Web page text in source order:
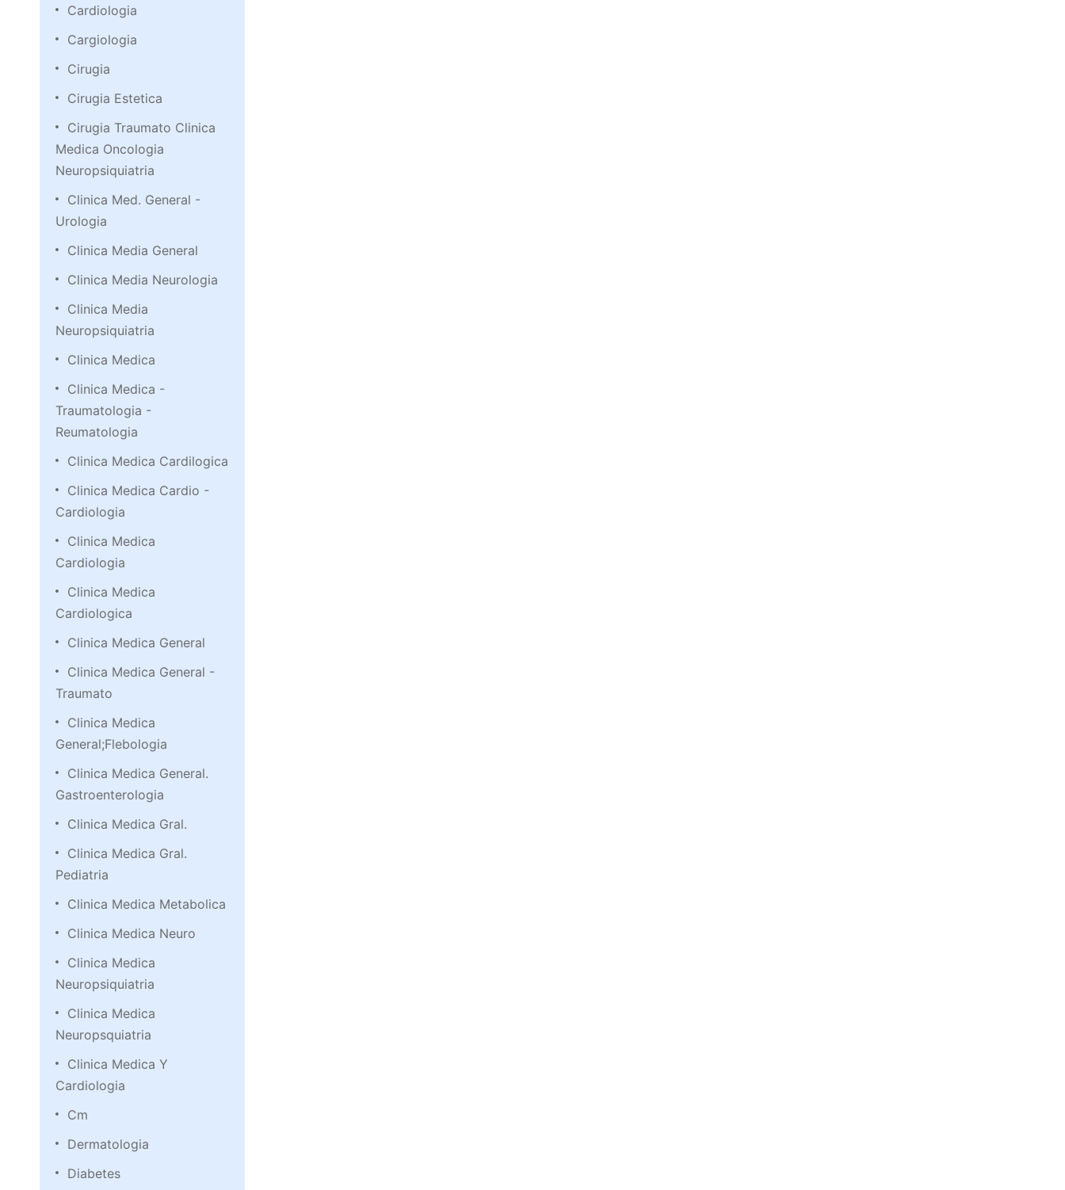
Cardiologia
Cargiologia
Cirugia
Cirugia Estetica
Cirugia Traumato Clinica
Medica Oncologia
Neuropsiquiatria
Clinica Med. General -
Urologia
Clinica Media General
Clinica Media Neurologia
Clinica Media
Neuropsiquiatria
Clinica Medica
Clinica Medica -
Traumatologia -
Reumatologia
Clinica Medica Cardilogica
Clinica Medica Cardio -
Cardiologia
Clinica Medica
Cardiologia
Clinica Medica
Cardiologica
Clinica Medica General
Clinica Medica General -
Traumato
Clinica Medica
General;Flebologia
Clinica Medica General.
Gastroenterologia
Clinica Medica Gral.
Clinica Medica Gral.
Pediatria
Clinica Medica Metabolica
Clinica Medica Neuro
Clinica Medica
Neuropsiquiatria
Clinica Medica
Neuropsquiatria
Clinica Medica Y
Cardiologia
Cm
Dermatologia
Diabetes